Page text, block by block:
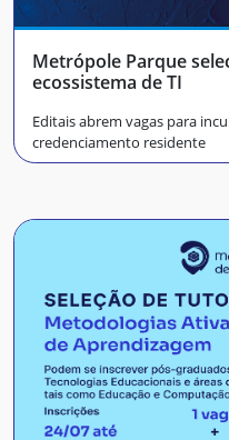
Metrópole Parque
ecossistema de TI
Editais abrem vagas para
credenciamento residente